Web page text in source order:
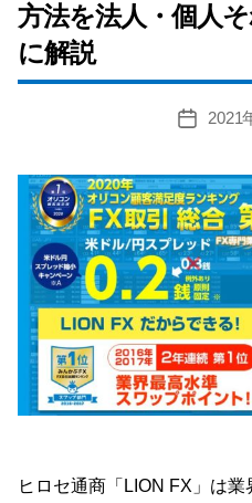
方法を法人・個人
に解説
投
2021
ヒロセ通商「LION FX」は